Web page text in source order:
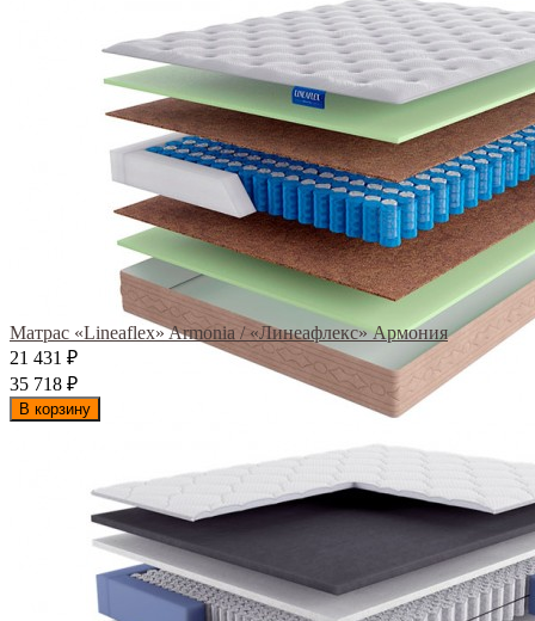
Матрас «Lineaflex» Armonia / «Линеафлекс» Армония
21 431
₽
35 718 ₽
В корзину